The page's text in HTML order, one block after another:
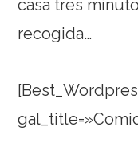
casa tres
recogida…